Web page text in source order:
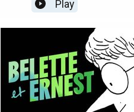
Guillaume Lecointre,
Play